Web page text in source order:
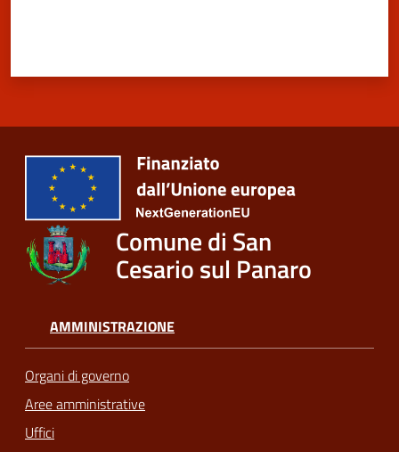
Comune di San
Cesario sul Panaro
AMMINISTRAZIONE
Organi di governo
Aree amministrative
Uffici